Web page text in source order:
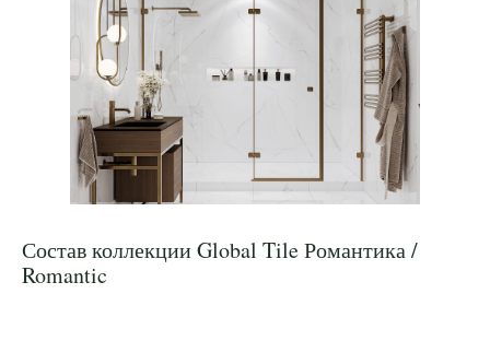
Состав коллекции Global Tile Романтика /
Romantic